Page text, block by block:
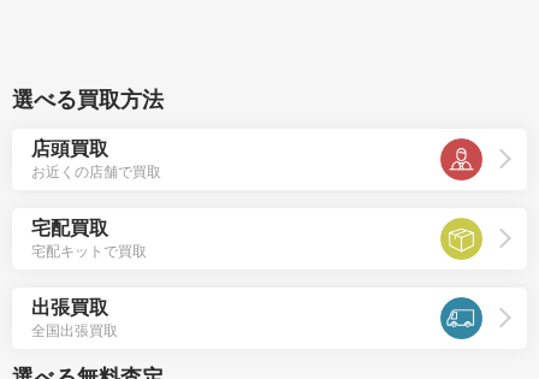
選べる買取方法
店頭買取
お近くの店舗で買取
宅配買取
宅配キットで買取
出張買取
全国出張買取